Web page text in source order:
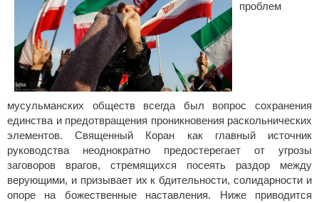
проблем
мусульманских обществ всегда был вопрос сохранения
единства и предотвращения проникновения раскольнических
элементов. Священный Коран как главный источник
руководства неоднократно предостерегает от угрозы
заговоров врагов, стремящихся посеять раздор между
верующими, и призывает их к бдительности, солидарности и
опоре на божественные наставления. Ниже приводится